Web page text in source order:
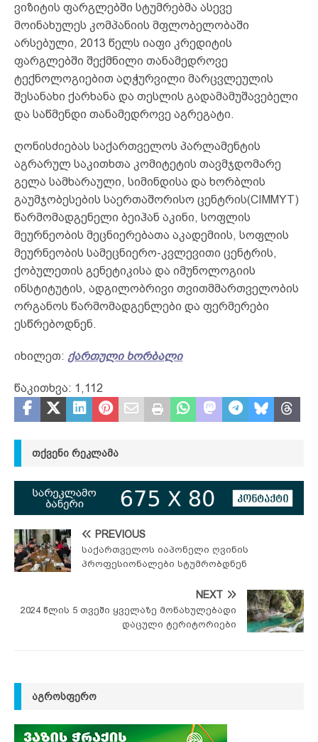
ვიზიტის ფარგლებში სტუმრებმა ასევე
მოინახულეს კომპანიის მფლობელობაში
არსებული, 2013 წელს იაფი კრედიტის
ფარგლებში შექმნილი თანამედროვე
ტექნოლოგიებით აღჭურვილი მარცვლეულის
შესანახი ქარხანა და თესლის გადამამუშავებელი
და საწმენდი თანამედროვე აგრეგატი.
ღონისძიებას საქართველოს პარლამენტის
აგრარულ საკითხთა კომიტეტის თავმჯდომარე
გელა სამხარაული, სიმინდისა და ხორბლის
გაუმჯობესების საერთაშორისო ცენტრის(CIMMYT)
წარმომადგენელი ბეიჰან აკინი, სოფლის
მეურნეობის მეცნიერებათა აკადემიის, სოფლის
მეურნეობის სამეცნიერო-კვლევითი ცენტრის,
ქობულეთის გენეტიკისა და იმუნოლოგიის
ინსტიტუტის, ადგილობრივი თვითმმართველობის
ორგანოს წარმომადგენლები და ფერმერები
ესწრებოდნენ.
იხილეთ: ქართული ხორბალი
წაკითხვა: 1,112
ᲗᲥᲕᲔᲜᲘ ᲠᲔᲙᲚᲐᲛᲐ
PREVIOUS
საქართველოს იაპონელი ღვინის
პროფესიონალები სტუმრობდნენ
NEXT
2024 წლის 5 თვეში ყველაზე მონახულებადი
დაცული ტერიტორიები
ᲐᲒᲠᲝᲡᲤᲔᲠᲝ